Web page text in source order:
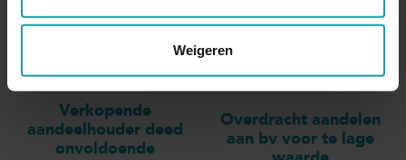
Weigeren
Verkopende
aandeelhouder deed
onvoldoende
Overdracht aandelen
aan bv voor te lage